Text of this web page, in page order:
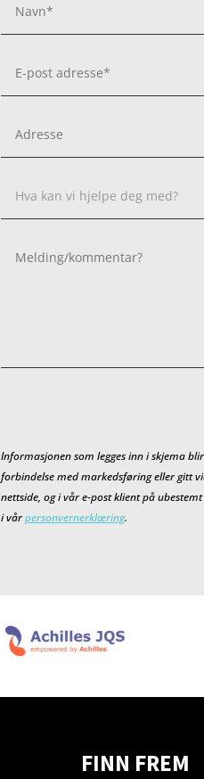
Informasjonen som legges inn i skjema
forbindelse med markedsføring eller gitt
nettside, og i vår e-post klient på
i vårpersonvernerklæring.
FINN FREM